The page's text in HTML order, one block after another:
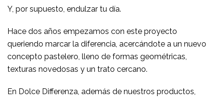
Y, por supuesto, endulzar tu día.
Hace dos años empezamos con este proyecto
queriendo marcar la diferencia, acercándote a un nuevo
concepto pastelero, lleno de formas geométricas,
texturas novedosas y un trato cercano.
En Dolce Differenza, además de nuestros productos,